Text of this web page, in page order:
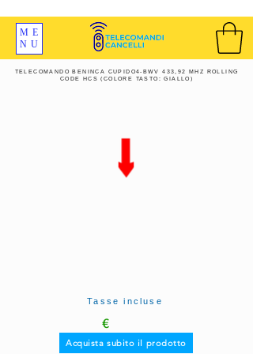
ME
NU
TELECOMANDO BENINCA CUPIDO4-BWV 433,92 MHZ ROLLING
CODE HCS (COLORE TASTO: GIALLO)
€
Acquista subito il prodotto
Tasse incluse